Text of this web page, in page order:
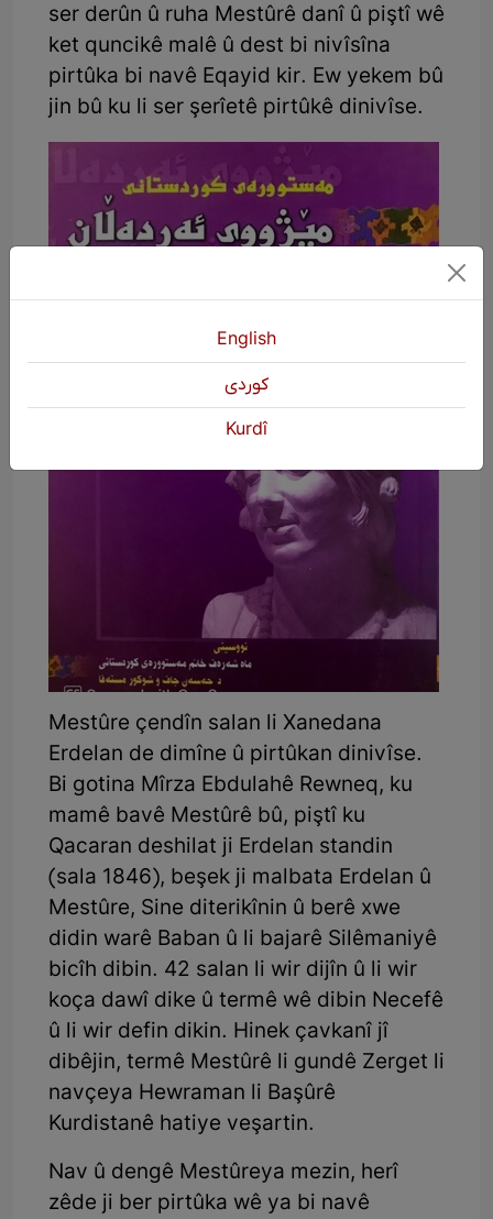
ser derûn û ruha Mestûrê danî û piştî wê
ket quncikê malê û dest bi nivîsîna
pirtûka bi navê Eqayid kir. Ew yekem bû
jin bû ku li ser şerîetê pirtûkê dinivîse.
Mestûre çendîn salan li Xanedana
Erdelan de dimîne û pirtûkan dinivîse.
Bi gotina Mîrza Ebdulahê Rewneq, ku
mamê bavê Mestûrê bû, piştî ku
Qacaran deshilat ji Erdelan standin
(sala 1846), beşek ji malbata Erdelan û
Mestûre, Sine diterikînin û berê xwe
didin warê Baban û li bajarê Silêmaniyê
bicîh dibin. 42 salan li wir dijîn û li wir
koça dawî dike û termê wê dibin Necefê
û li wir defin dikin. Hinek çavkanî jî
dibêjin, termê Mestûrê li gundê Zerget li
navçeya Hewraman li Başûrê
Kurdistanê hatiye veşartin.
Nav û dengê Mestûreya mezin, herî
zêde ji ber pirtûka wê ya bi navê
English
كوردی
Kurdî